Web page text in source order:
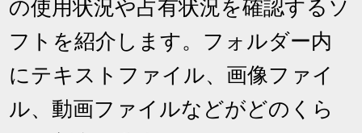
の使用状況や占有状況を確認するソ
フトを紹介します。フォルダー内
にテキストファイル、画像ファイ
ル、動画ファイルなどがどのくら